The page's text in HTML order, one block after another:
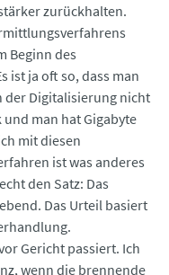
zurückhalten.
Beginn des
ist ja oft so, dass man
der Digitalisierung nicht
man hat Gigabyte
mit diesen
ist was anderes
den Satz: Das
Das Urteil basiert
Gericht passiert. Ich
wenn die brennende